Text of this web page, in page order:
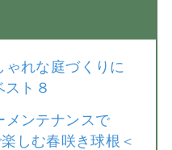
ゃれな庭づくりに
ト８
メンテナンスで
しむ春咲き球根＜